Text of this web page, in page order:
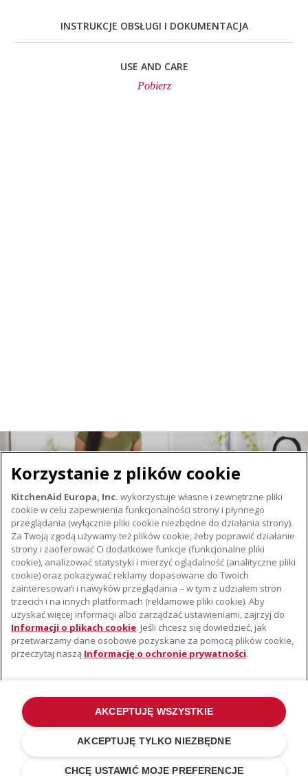
INSTRUKCJE OBSŁUGI I DOKUMENTACJA
USE AND CARE
Pobierz
O KITCHENAID
Istota marki
Historia marki
Komunikaty prasowe
WSPARCIE
Gdzie kupić
Znajdź najbliższy serwis
©2022 Wszelkie prawa zastrzeżone. KitchenAid i konstrukcja miksera
stojącego stanowią znaki towarowe w USA i na całym świecie .
Polityka Prywatności.Cookies.Inne kraje
Korzystanie z plików cookie
KitchenAid Europa, Inc. wykorzystuje własne i zewnętrzne pliki
cookie w celu zapewnienia funkcjonalności strony i płynnego
przeglądania (wyłącznie pliki cookie niezbędne do działania strony).
Za Twoją zgodą używamy też plików cookie, żeby poprawić działanie
strony i zaoferować Ci dodatkowe funkcje (funkcjonalne pliki
cookie), analizować statystyki i mierzyć oglądalność (analityczne pliki
cookie) oraz pokazywać reklamy dopasowane do Twoich
zainteresowań i nawyków przeglądania – w tym z udziałem stron
trzecich i na innych platformach (reklamowe pliki cookie). Aby
uzyskać więcej informacji albo zarządzać ustawieniami, zajrzyj do
Informacji o plikach cookie. Jeśli chcesz się dowiedzieć, jak
przetwarzamy dane osobowe pozyskane za pomocą plików cookie,
przeczytaj naszą Informację o ochronie prywatności.
CHCĘ USTAWIĆ MOJE PREFERENCJE
AKCEPTUJĘ TYLKO NIEZBĘDNE
AKCEPTUJĘ WSZYSTKIE